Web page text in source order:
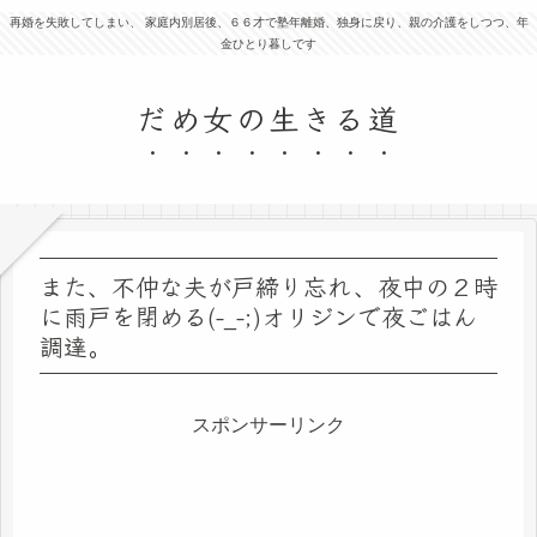
再婚を失敗してしまい、 家庭内別居後、６６才で塾年離婚、独身に戻り、親の介護をしつつ、年
金ひとり暮しです
だめ女の生きる道
また、不仲な夫が戸締り忘れ、夜中の２時
に雨戸を閉める(-_-;)オリジンで夜ごはん
調達。
スポンサーリンク